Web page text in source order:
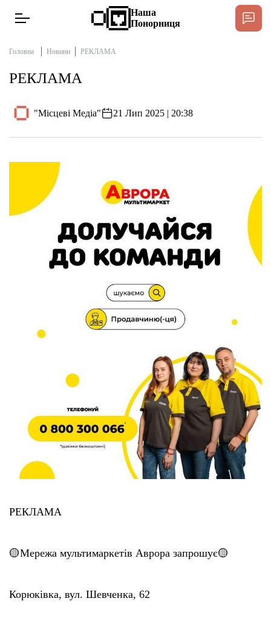
Тексти
Публікації
Редакційна політика
Рекламні прайси
Тендери
Контакти
Наша
Понорниця
Головна Новини РЕКЛАМА
РЕКЛАМА
"Місцеві Медіа" 21 Лип 2025 | 20:38
РЕКЛАМА
🟡Мережа мультимаркетів Аврора запрошує🟡
Корюківка, вул. Шевченка, 62